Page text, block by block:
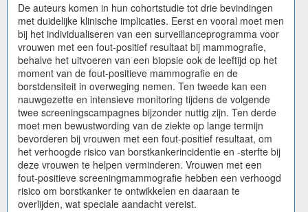
De auteurs komen in hun cohortstudie tot drie bevindingen
met duidelijke klinische implicaties. Eerst en vooral moet men
bij het individualiseren van een surveillanceprogramma voor
vrouwen met een fout-positief resultaat bij mammografie,
behalve het uitvoeren van een biopsie ook de leeftijd op het
moment van de fout-positieve mammografie en de
borstdensiteit in overweging nemen. Ten tweede kan een
nauwgezette en intensieve monitoring tijdens de volgende
twee screeningscampagnes bijzonder nuttig zijn. Ten derde
moet men bewustwording van de ziekte op lange termijn
bevorderen bij vrouwen met een fout-positief resultaat, om
het verhoogde risico van borstkankerincidentie en -sterfte bij
deze vrouwen te helpen verminderen. Vrouwen met een
fout-positieve screeningmammografie hebben een verhoogd
risico om borstkanker te ontwikkelen en daaraan te
overlijden, wat speciale aandacht vereist.